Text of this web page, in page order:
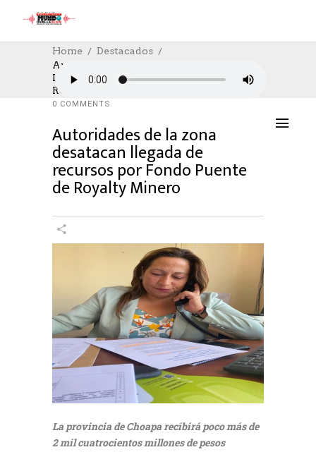
Home
Destacados
Autoridades De La Zona Desatacan
Llegada De Recursos Por Fondo Puente De
Royalty Minero
DESTACADOS SOCIAL,TRABAJO
17/04/2024
AUTHOR: HECTOR
0 COMMENTS
Autoridades de la zona
desatacan llegada de
recursos por Fondo Puente
de Royalty Minero
La provincia de Choapa recibirá poco más de
2 mil cuatrocientos millones de pesos